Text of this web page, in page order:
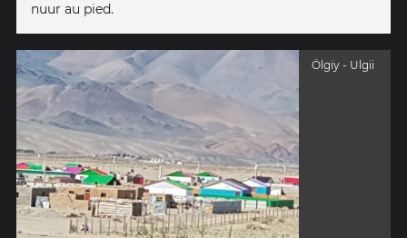
nuur au pied.
Ölgiy - Ulgii